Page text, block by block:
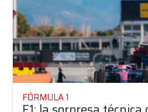
FÓRMULA 1